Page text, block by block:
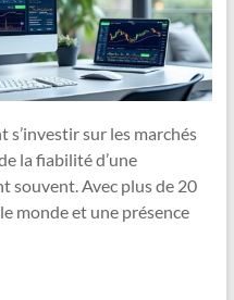
sur les marchés
la fiabilité d’une
souvent. Avec plus de 20
monde et une présence